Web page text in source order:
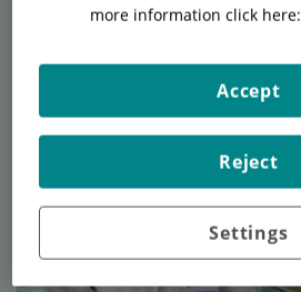
more information click here:
Settings
Reject
Accept